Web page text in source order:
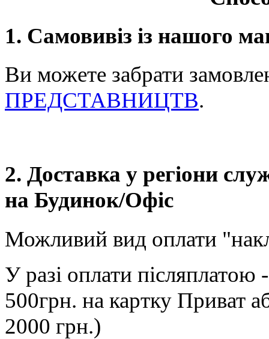
1. Самовивіз із нашого
Ви можете забрати
ПРЕДСТАВНИЦТВ.
2. Доставка у регіони
на Будинок/Офіс
Можливий вид оплати
У разі оплати післяплатою
500грн. на картку Приват
2000 грн.)